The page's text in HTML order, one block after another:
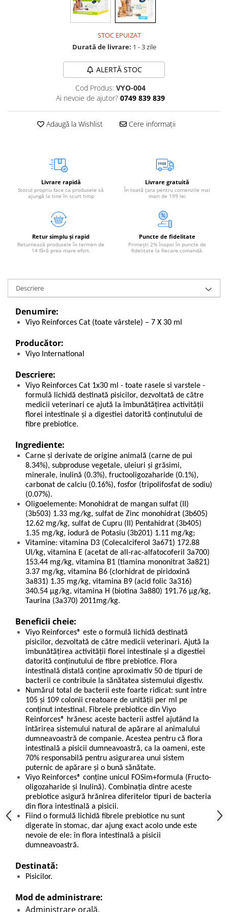
Periaj și Descâlcit Câini
Dispozitive pentru administrare
Hamuri, Zgărzi și Lese
Covorașe absorbante
Dispozitive pentru administrare
Rucsace și Articole de Transport
Dispozitive Automate pentru
Hrănire
Tratamentul Rănilor
STOC EPUIZAT
Durată de livrare: 1 - 3 zile
ALERTĂ STOC
Cod Produs: VYO-004
Ai nevoie de ajutor? 0749 839 839
Adaugă la Wishlist Cere informații
Livrare rapidă
Stocul propriu face ca produsele să
ajungă la tine în scurt timp
Livrare gratuită
În toată țara pentru comenzile mai
mari de 199 lei
Retur simplu și rapid
Returnează produsele în termen de
14 fără prea mare efort.
Puncte de fidelitate
Primești 2% înapoi în puncte de
fidelitate la fiecare comandă.
Descriere
Denumire:
Viyo Reinforces Cat (toate vârstele) – 7 X 30 ml
Producător:
Viyo International
Descriere:
Viyo Reinforces Cat 1x30 ml - toate rasele si varstele -
formulă lichidă destinată pisicilor, dezvoltată de către
medicii veterinari ce ajută la îmbunătățirea activității
florei intestinale și a digestiei datorită conținutului de
fibre prebiotice.
Ingrediente:
Carne și derivate de origine animală (carne de pui
8.34%), subproduse vegetale, uleiuri și grăsimi,
minerale, inulină (0.3%), fructooligozaharide (0.1%),
carbonat de calciu (0.16%), fosfor (tripolifosfat de sodiu)
(0.07%).
Oligoelemente: Monohidrat de mangan sulfat (II)
(3b503) 1.33 mg/kg, sulfat de Zinc monohidrat (3b605)
12.62 mg/kg, sulfat de Cupru (II) Pentahidrat (3b405)
1.35 mg/kg, iodură de Potasiu (3b201) 1.11 mg/kg;
Vitamine: vitamina D3 (Colecalciferol 3a671) 172.88
UI/kg, vitamina E (acetat de all-rac-alfatocoferil 3a700)
153.44 mg/kg, vitamina B1 (tiamina mononitrat 3a821)
3.37 mg/kg, vitamina B6 (clorhidrat de piridoxină
3a831) 1.35 mg/kg, vitamina B9 (acid folic 3a316)
340.54 µg/kg, vitamina H (biotina 3a880) 191.76 µg/kg,
Taurina (3a370) 2011mg/kg.
Beneficii cheie:
Viyo Reinforces® este o formulă lichidă destinată
pisicilor, dezvoltată de către medicii veterinari. Ajută la
îmbunătățirea activității florei intestinale și a digestiei
datorită conținutului de fibre prebiotice. Flora
intestinală distală conține aproximativ 50 de tipuri de
bacterii ce contribuie la sănătatea sistemului digestiv.
Numărul total de bacterii este foarte ridicat: sunt între
105 și 109 colonii creatoare de unității per ml pe
conținut intestinal. Fibrele prebiotice din Viyo
Reinforces® hrănesc aceste bacterii astfel ajutând la
întărirea sistemului natural de apărare al animalului
dumneavoastră de companie. Acestea pentru că flora
intestinală a pisicii dumneavoastră, ca la oameni, este
70% responsabilă pentru asigurarea unui sistem
puternic de apărare și o bună sănătate.
Viyo Reinforces® conține unicul FOSim+formula (Fructo-
oligozaharide și Inulină). Combinația dintre aceste
prebiotice asigură hrănirea diferitelor tipuri de bacteria
din flora intestinală a pisicii.
Fiind o formulă lichidă fibrele prebiotice nu sunt
digerate în stomac, dar ajung exact acolo unde este
nevoie de ele: în flora intestinală a pisicii
dumneavoastră.
Destinată:
Pisicilor.
Mod de administrare:
Administrare orală.